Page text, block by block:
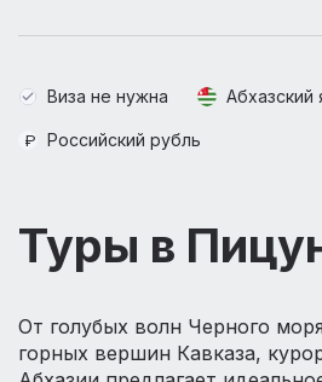
Виза не нужна Абхазский
Российский рубль
Туры в
От голубых волн Черного
горных вершин Кавказа,